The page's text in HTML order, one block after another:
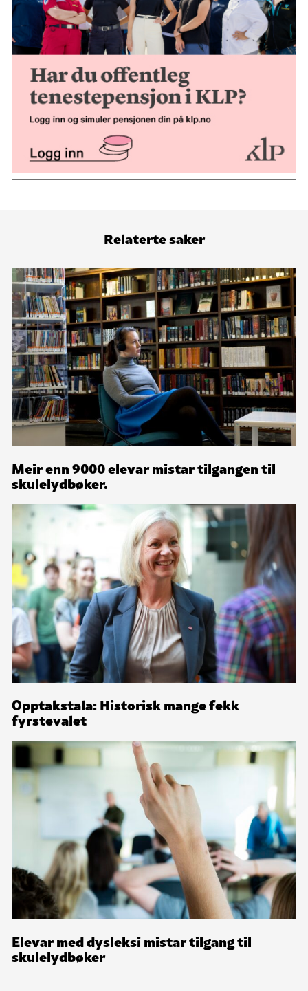
Relaterte saker
Meir enn 9000 elevar mistar tilgangen til
skulelydbøker.
Opptakstala: Historisk mange fekk
fyrstevalet
Elevar med dysleksi mistar tilgang til
skulelydbøker